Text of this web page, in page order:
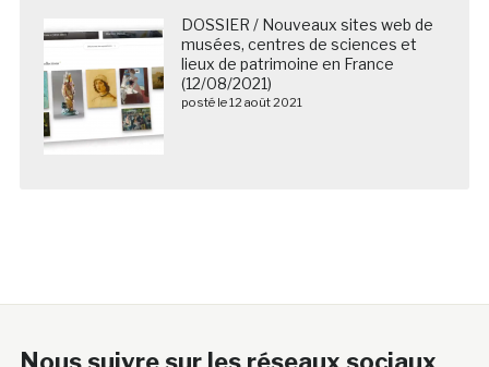
DOSSIER / Nouveaux sites web de
musées, centres de sciences et
lieux de patrimoine en France
(12/08/2021)
posté le 12 août 2021
Nous suivre sur les réseaux sociaux